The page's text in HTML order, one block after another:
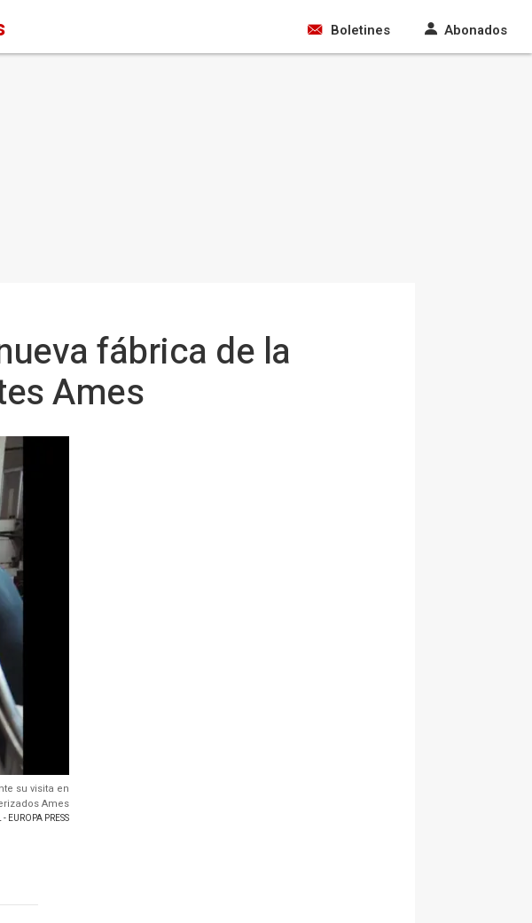
Boletines Abonados
fábrica de la
Ames
su visita en
Ames
EUROPA PRESS